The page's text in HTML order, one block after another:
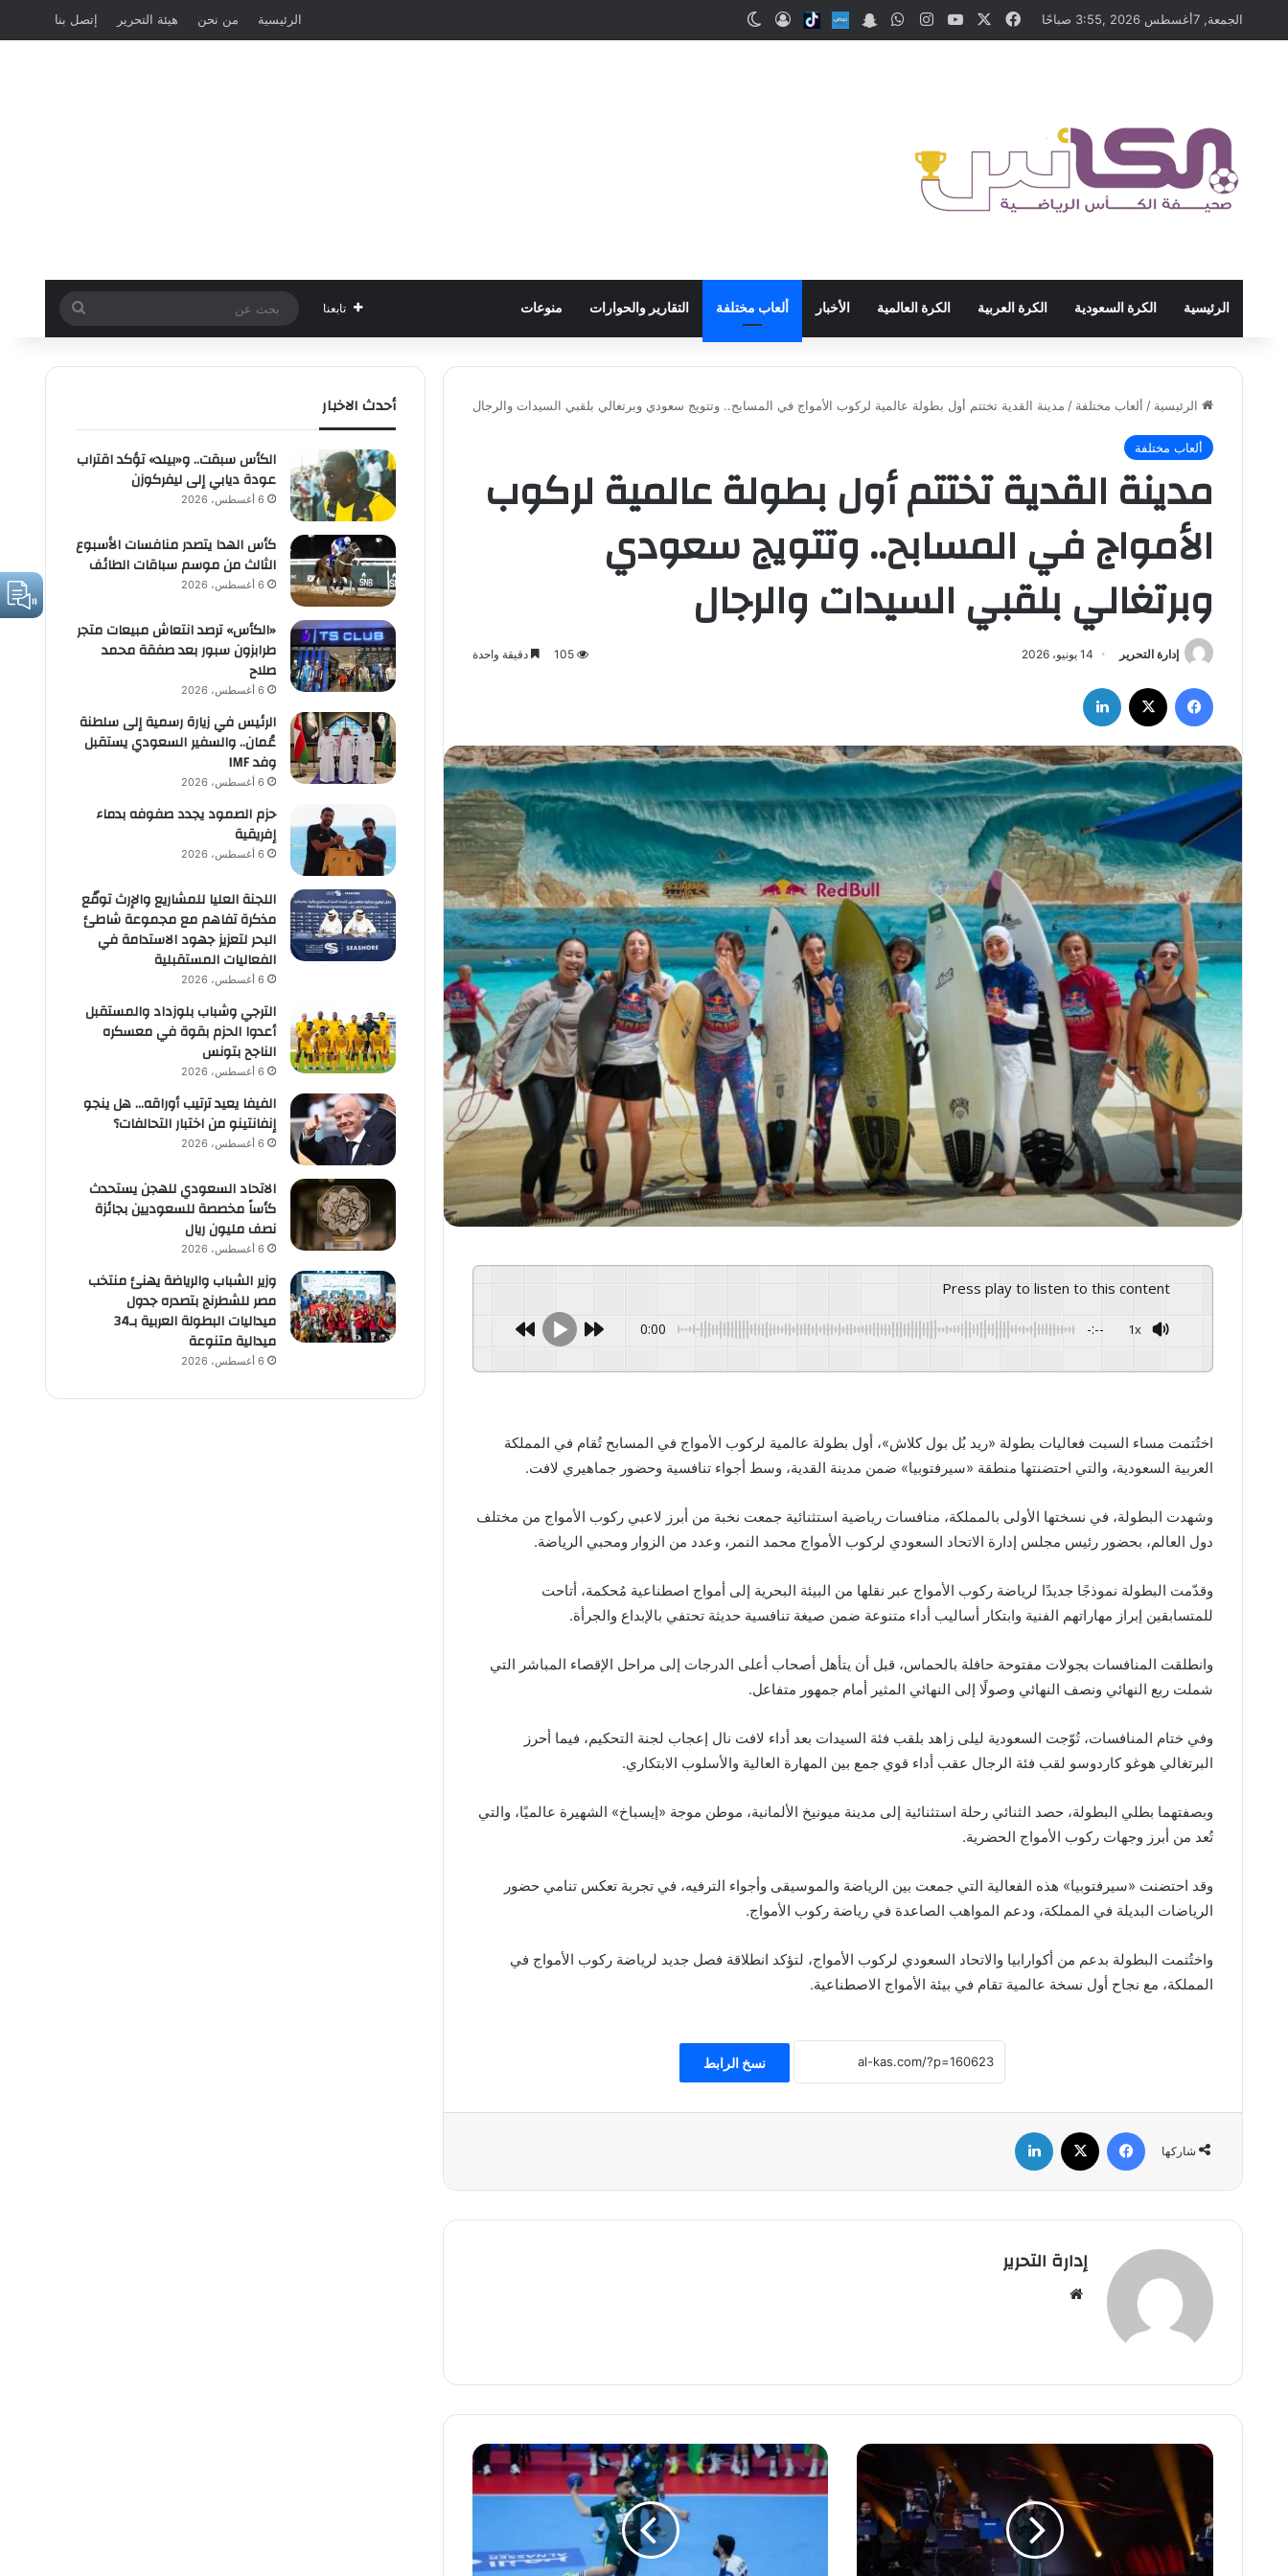
الجمعة, 7أغسطس 2026 ,3:55 صباحًا فيسبوك ‫YouTubeانستقرامواتسابSnapchat
Nabd
Tiktokتسجيل الدخول الرئيسية من نحن هيئة التحرير إتصل بنا
الرئيسية الكرة السعودية الكرة العربية الكرة العالمية الأخبار ألعاب مختلفة التقارير والحوارات منوعات تابعنا
عن
الرئيسية / ألعاب مختلفة / مدينة القدية تختتم أول بطولة عالمية لركوب الأمواج في المسابح.. وتتويج سعودي وبرتغالي بلقبي السيدات والرجال
ألعاب مختلفة
مدينة القدية تختتم أول بطولة عالمية لركوب
الأمواج في المسابح.. وتتويج سعودي
وبرتغالي بلقبي السيدات والرجال
إدارة التحرير 14 يونيو، 2026 105 دقيقة واحدة
Press play to listen to this content
0:00 -:-- 1x
اختُتمت مساء السبت فعاليات بطولة «ريد بُل بول كلاش»، أول بطولة عالمية لركوب الأمواج في المسابح تُقام في المملكة
العربية السعودية، والتي احتضنتها منطقة «سيرفتوبيا» ضمن مدينة القدية، وسط أجواء تنافسية وحضور جماهيري لافت.
وشهدت البطولة، في نسختها الأولى بالمملكة، منافسات رياضية استثنائية جمعت نخبة من أبرز لاعبي ركوب الأمواج من مختلف
دول العالم، بحضور رئيس مجلس إدارة الاتحاد السعودي لركوب الأمواج محمد النمر، وعدد من الزوار ومحبي الرياضة.
وقدّمت البطولة نموذجًا جديدًا لرياضة ركوب الأمواج عبر نقلها من البيئة البحرية إلى أمواج اصطناعية مُحكمة، أتاحت
للمتسابقين إبراز مهاراتهم الفنية وابتكار أساليب أداء متنوعة ضمن صيغة تنافسية حديثة تحتفي بالإبداع والجرأة.
وانطلقت المنافسات بجولات مفتوحة حافلة بالحماس، قبل أن يتأهل أصحاب أعلى الدرجات إلى مراحل الإقصاء المباشر التي
شملت ربع النهائي ونصف النهائي وصولًا إلى النهائي المثير أمام جمهور متفاعل.
وفي ختام المنافسات، تُوّجت السعودية ليلى زاهد بلقب فئة السيدات بعد أداء لافت نال إعجاب لجنة التحكيم، فيما أحرز
البرتغالي هوغو كاردوسو لقب فئة الرجال عقب أداء قوي جمع بين المهارة العالية والأسلوب الابتكاري.
وبصفتهما بطلي البطولة، حصد الثنائي رحلة استثنائية إلى مدينة ميونيخ الألمانية، موطن موجة «إيسباخ» الشهيرة عالميًا، والتي
تُعد من أبرز وجهات ركوب الأمواج الحضرية.
وقد احتضنت «سيرفتوبيا» هذه الفعالية التي جمعت بين الرياضة والموسيقى وأجواء الترفيه، في تجربة تعكس تنامي حضور
الرياضات البديلة في المملكة، ودعم المواهب الصاعدة في رياضة ركوب الأمواج.
واختُتمت البطولة بدعم من أكوارابيا والاتحاد السعودي لركوب الأمواج، لتؤكد انطلاقة فصل جديد لرياضة ركوب الأمواج في
المملكة، مع نجاح أول نسخة عالمية تقام في بيئة الأمواج الاصطناعية.
نسخ الرابط
شاركها
إدارة التحرير
أ
ج
:
أ
ا
ل
خ
أحدث الاخبار
الكأس سبقت.. و«بيلد» تؤكد اقتراب
عودة ديابي إلى ليفركوزن
6 أغسطس، 2026
كأس الهدا يتصدر منافسات الأسبوع
الثالث من موسم سباقات الطائف
6 أغسطس، 2026
«الكأس» ترصد انتعاش مبيعات متجر
طرابزون سبور بعد صفقة محمد
صلاح
6 أغسطس، 2026
الرئيس في زيارة رسمية إلى سلطنة
عُمان.. والسفير السعودي يستقبل
وفد IMF
6 أغسطس، 2026
حزم الصمود يجدد صفوفه بدماء
إفريقية
6 أغسطس، 2026
اللجنة العليا للمشاريع والإرث توقّع
مذكرة تفاهم مع مجموعة شاطئ
البحر لتعزيز جهود الاستدامة في
الفعاليات المستقبلية
6 أغسطس، 2026
الترجي وشباب بلوزداد والمستقبل
أعدوا الحزم بقوة في معسكره
الناجح بتونس
6 أغسطس، 2026
الفيفا يعيد ترتيب أوراقه… هل ينجو
إنفانتينو من اختبار التحالفات؟
6 أغسطس، 2026
الاتحاد السعودي للهجن يستحدث
كأساً مخصصة للسعوديين بجائزة
نصف مليون ريال
6 أغسطس، 2026
وزير الشباب والرياضة يهنئ منتخب
مصر للشطرنج بتصدره جدول
ميداليات البطولة العربية بـ34
ميدالية متنوعة
6 أغسطس، 2026